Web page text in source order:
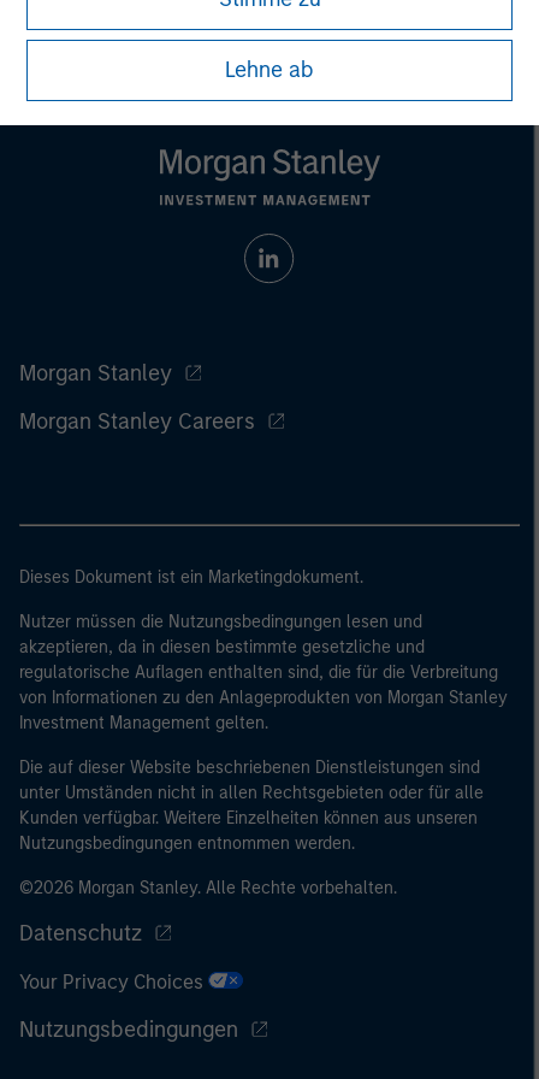
Lehne ab
Morgan Stanley
Morgan Stanley Careers
Dieses Dokument ist ein Marketingdokument.
Nutzer müssen die Nutzungsbedingungen lesen und
akzeptieren, da in diesen bestimmte gesetzliche und
regulatorische Auflagen enthalten sind, die für die Verbreitung
von Informationen zu den Anlageprodukten von Morgan Stanley
Investment Management gelten.
Die auf dieser Website beschriebenen Dienstleistungen sind
unter Umständen nicht in allen Rechtsgebieten oder für alle
Kunden verfügbar. Weitere Einzelheiten können aus unseren
Nutzungsbedingungen entnommen werden.
©2026 Morgan Stanley. Alle Rechte vorbehalten.
Datenschutz
Your Privacy Choices
Nutzungsbedingungen